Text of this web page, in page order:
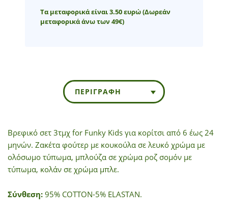
Τα μεταφορικά είναι 3.50 ευρώ(Δωρεάν
μεταφορικά άνω των 49€)
ΠΕΡΙΓΡΑΦΉ
Βρεφικό σετ 3τμχ for Funky Kids για κορίτσι από 6 έως 24
μηνών. Ζακέτα φούτερ με κουκούλα σε λευκό χρώμα με
ολόσωμο τύπωμα, μπλούζα σε χρώμα ροζ σομόν με
τύπωμα, κολάν σε χρώμα μπλε.
Σύνθεση: 95% COTTON-5% ELASTAN.